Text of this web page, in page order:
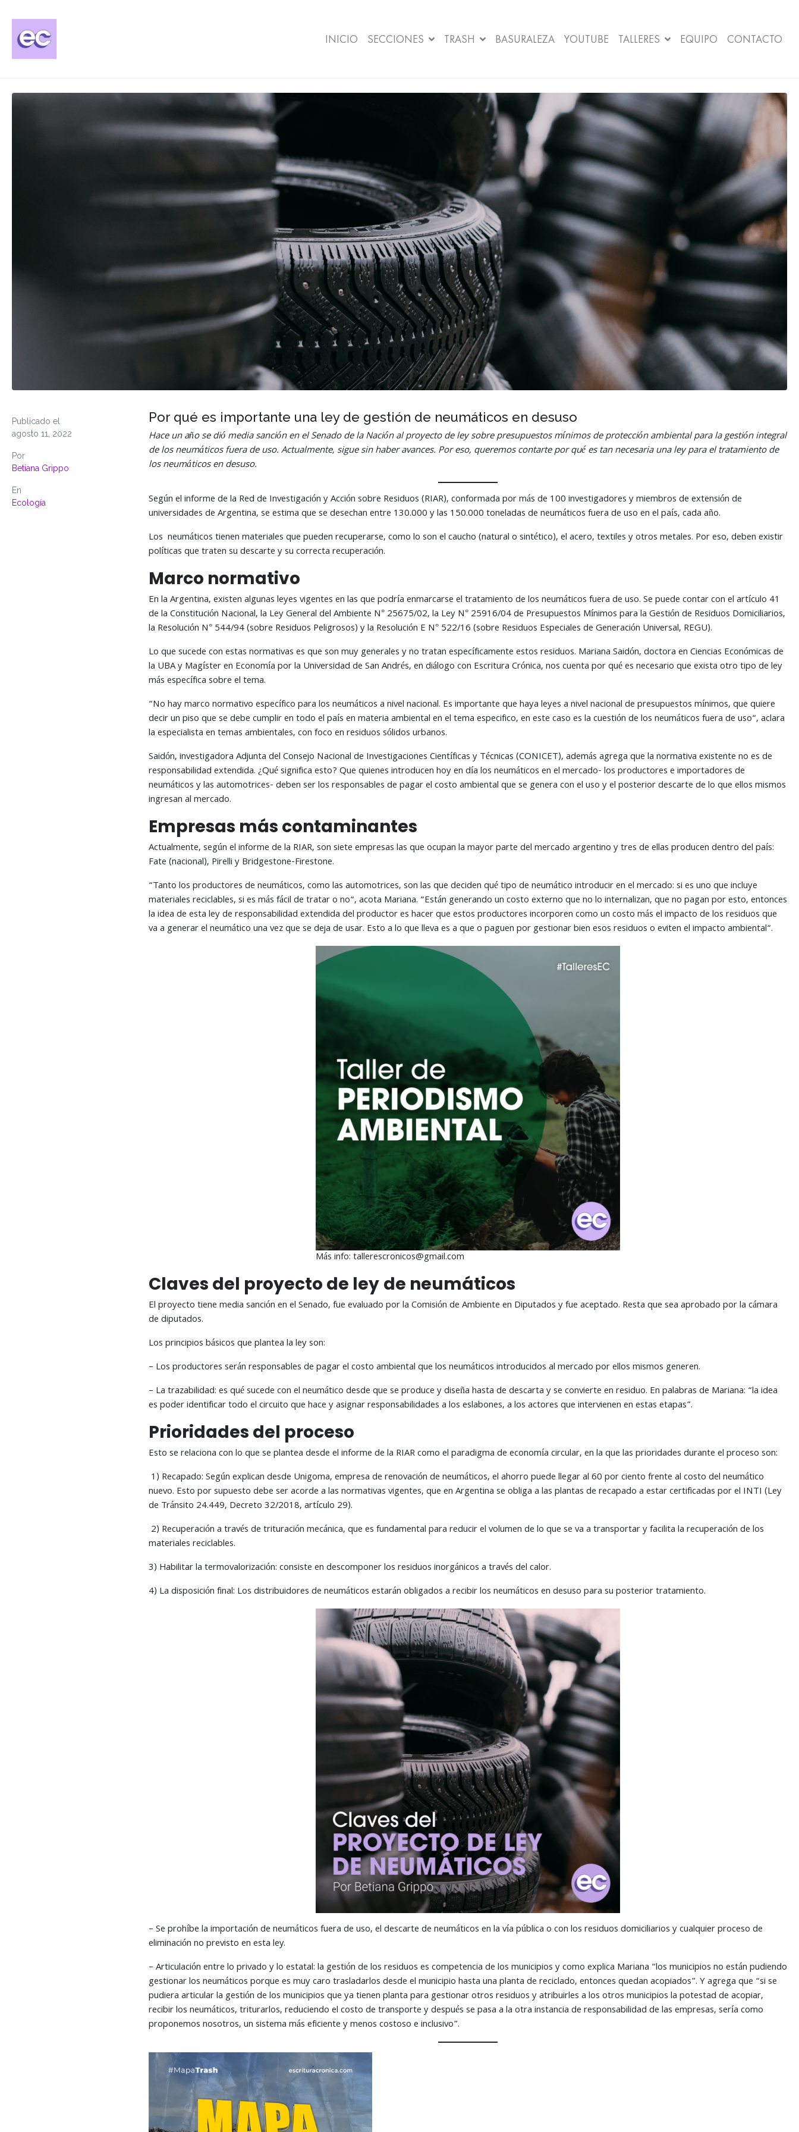
INICIO SECCIONES TRASH BASURALEZA YOUTUBE TALLERES EQUIPO CONTACTO
Publicado el
agosto 11, 2022
Por
Betiana Grippo
En
Ecología
Por qué es importante una ley de gestión de neumáticos en desuso
Hace un año se dió media sanción en el Senado de la Nación al proyecto de ley sobre presupuestos mínimos de protección ambiental para la gestión integral
de los neumáticos fuera de uso. Actualmente, sigue sin haber avances. Por eso, queremos contarte por qué es tan necesaria una ley para el tratamiento de
los neumáticos en desuso.
Según el informe de la Red de Investigación y Acción sobre Residuos (RIAR), conformada por más de 100 investigadores y miembros de extensión de
universidades de Argentina, se estima que se desechan entre 130.000 y las 150.000 toneladas de neumáticos fuera de uso en el país, cada año.
Los neumáticos tienen materiales que pueden recuperarse, como lo son el caucho (natural o sintético), el acero, textiles y otros metales. Por eso, deben existir
políticas que traten su descarte y su correcta recuperación.
Marco normativo
En la Argentina, existen algunas leyes vigentes en las que podría enmarcarse el tratamiento de los neumáticos fuera de uso. Se puede contar con el artículo 41
de la Constitución Nacional, la Ley General del Ambiente N° 25675/02, la Ley N° 25916/04 de Presupuestos Mínimos para la Gestión de Residuos Domiciliarios,
la Resolución N° 544/94 (sobre Residuos Peligrosos) y la Resolución E N° 522/16 (sobre Residuos Especiales de Generación Universal, REGU).
Lo que sucede con estas normativas es que son muy generales y no tratan específicamente estos residuos. Mariana Saidón, doctora en Ciencias Económicas de
la UBA y Magíster en Economía por la Universidad de San Andrés, en diálogo con Escritura Crónica, nos cuenta por qué es necesario que exista otro tipo de ley
más específica sobre el tema.
“No hay marco normativo específico para los neumáticos a nivel nacional. Es importante que haya leyes a nivel nacional de presupuestos mínimos, que quiere
decir un piso que se debe cumplir en todo el país en materia ambiental en el tema especifico, en este caso es la cuestión de los neumáticos fuera de uso“, aclara
la especialista en temas ambientales, con foco en residuos sólidos urbanos.
Saidón, investigadora Adjunta del Consejo Nacional de Investigaciones Científicas y Técnicas (CONICET), además agrega que la normativa existente no es de
responsabilidad extendida. ¿Qué significa esto? Que quienes introducen hoy en día los neumáticos en el mercado- los productores e importadores de
neumáticos y las automotrices- deben ser los responsables de pagar el costo ambiental que se genera con el uso y el posterior descarte de lo que ellos mismos
ingresan al mercado.
Empresas más contaminantes
Actualmente, según el informe de la RIAR, son siete empresas las que ocupan la mayor parte del mercado argentino y tres de ellas producen dentro del país:
Fate (nacional), Pirelli y Bridgestone-Firestone.
“Tanto los productores de neumáticos, como las automotrices, son las que deciden qué tipo de neumático introducir en el mercado: si es uno que incluye
materiales reciclables, si es más fácil de tratar o no“, acota Mariana. “Están generando un costo externo que no lo internalizan, que no pagan por esto, entonces
la idea de esta ley de responsabilidad extendida del productor es hacer que estos productores incorporen como un costo más el impacto de los residuos que
va a generar el neumático una vez que se deja de usar. Esto a lo que lleva es a que o paguen por gestionar bien esos residuos o eviten el impacto ambiental“.
Más info: tallerescronicos@gmail.com
Claves del proyecto de ley de neumáticos
El proyecto tiene media sanción en el Senado, fue evaluado por la Comisión de Ambiente en Diputados y fue aceptado. Resta que sea aprobado por la cámara
de diputados.
Los principios básicos que plantea la ley son:
– Los productores serán responsables de pagar el costo ambiental que los neumáticos introducidos al mercado por ellos mismos generen.
– La trazabilidad: es qué sucede con el neumático desde que se produce y diseña hasta de descarta y se convierte en residuo. En palabras de Mariana: “la idea
es poder identificar todo el circuito que hace y asignar responsabilidades a los eslabones, a los actores que intervienen en estas etapas”.
Prioridades del proceso
Esto se relaciona con lo que se plantea desde el informe de la RIAR como el paradigma de economía circular, en la que las prioridades durante el proceso son:
1) Recapado: Según explican desde Unigoma, empresa de renovación de neumáticos, el ahorro puede llegar al 60 por ciento frente al costo del neumático
nuevo. Esto por supuesto debe ser acorde a las normativas vigentes, que en Argentina se obliga a las plantas de recapado a estar certificadas por el INTI (Ley
de Tránsito 24.449, Decreto 32/2018, artículo 29).
2) Recuperación a través de trituración mecánica, que es fundamental para reducir el volumen de lo que se va a transportar y facilita la recuperación de los
materiales reciclables.
3) Habilitar la termovalorización: consiste en descomponer los residuos inorgánicos a través del calor.
4) La disposición final: Los distribuidores de neumáticos estarán obligados a recibir los neumáticos en desuso para su posterior tratamiento.
– Se prohíbe la importación de neumáticos fuera de uso, el descarte de neumáticos en la vía pública o con los residuos domiciliarios y cualquier proceso de
eliminación no previsto en esta ley.
– Articulación entre lo privado y lo estatal: la gestión de los residuos es competencia de los municipios y como explica Mariana “los municipios no están pudiendo
gestionar los neumáticos porque es muy caro trasladarlos desde el municipio hasta una planta de reciclado, entonces quedan acopiados”. Y agrega que “si se
pudiera articular la gestión de los municipios que ya tienen planta para gestionar otros residuos y atribuirles a los otros municipios la potestad de acopiar,
recibir los neumáticos, triturarlos, reduciendo el costo de transporte y después se pasa a la otra instancia de responsabilidad de las empresas, sería como
proponemos nosotros, un sistema más eficiente y menos costoso e inclusivo”.